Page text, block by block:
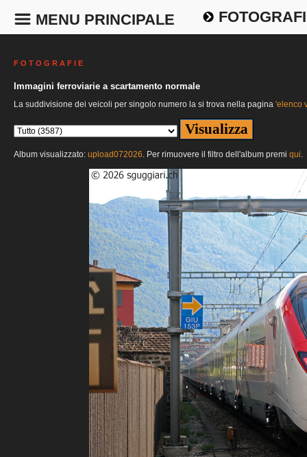
MENU PRINCIPALE
F O T O G R A F I E
Immagini ferroviarie a scartamento normale
La suddivisione dei veicoli per singolo numero la si trova nella pagina 'elenco
Album visualizzato: upload072026. Per rimuovere il filtro dell'album premi qui.